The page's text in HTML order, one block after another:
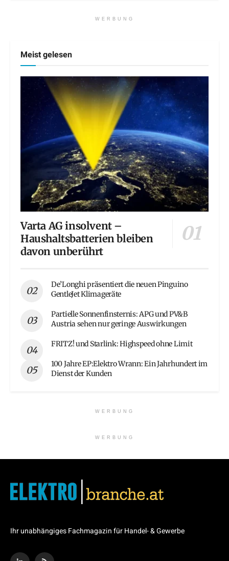
WERBUNG
Meist gelesen
Varta AG insolvent –
Haushaltsbatterien bleiben
davon unberührt
De’Longhi präsentiert die neuen Pinguino
GentleJet Klimageräte
Partielle Sonnenfinsternis: APG und PV&B
Austria sehen nur geringe Auswirkungen
FRITZ! und Starlink: Highspeed ohne Limit
100 Jahre EP:Elektro Wrann: Ein Jahrhundert im
Dienst der Kunden
WERBUNG
WERBUNG
Ihr unabhängiges Fachmagazin für Handel- & Gewerbe